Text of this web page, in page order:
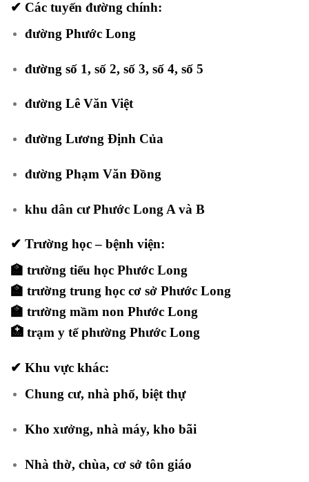
✔ Các tuyến đường chính:
đường Phước Long
đường số 1, số 2, số 3, số 4, số 5
đường Lê Văn Việt
đường Lương Định Của
đường Phạm Văn Đồng
khu dân cư Phước Long A và B
✔ Trường học – bệnh viện:
🏫 trường tiểu học Phước Long
🏫 trường trung học cơ sở Phước Long
🏫 trường mầm non Phước Long
🏥 trạm y tế phường Phước Long
✔ Khu vực khác:
Chung cư, nhà phố, biệt thự
Kho xưởng, nhà máy, kho bãi
Nhà thờ, chùa, cơ sở tôn giáo